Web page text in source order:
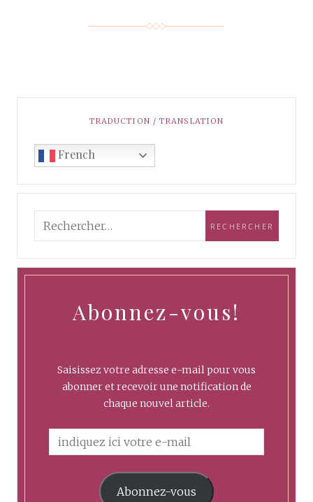
TRADUCTION / TRANSLATION
French
Abonnez-vous!
Saisissez votre adresse e-mail pour vous
abonner et recevoir une notification de
chaque nouvel article.
Abonnez-vous